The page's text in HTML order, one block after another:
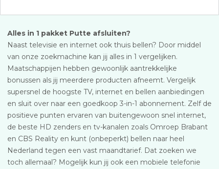
Alles in 1 pakket Putte afsluiten?
Naast televisie en internet ook thuis bellen? Door middel
van onze zoekmachine kan jij alles in 1 vergelijken.
Maatschappijen hebben gewoonlijk aantrekkelijke
bonussen als jij meerdere producten afneemt. Vergelijk
supersnel de hoogste TV, internet en bellen aanbiedingen
en sluit over naar een goedkoop 3-in-1 abonnement. Zelf de
positieve punten ervaren van buitengewoon snel internet,
de beste HD zenders en tv-kanalen zoals Omroep Brabant
en CBS Reality en kunt (onbeperkt) bellen naar heel
Nederland tegen een vast maandtarief. Dat zoeken we
toch allemaal? Mogelijk kun jij ook een mobiele telefonie